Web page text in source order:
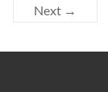
Next →